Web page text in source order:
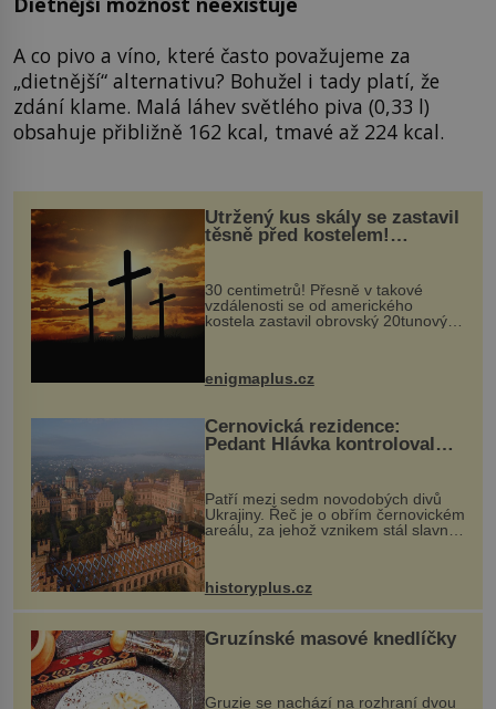
A co pivo a víno, které často považujeme za
„dietnější“ alternativu? Bohužel i tady platí, že
zdání klame. Malá láhev světlého piva (0,33 l)
obsahuje přibližně 162 kcal, tmavé až 224 kcal.
Utržený kus skály se zastavil
těsně před kostelem!
Ochránila ho boží síla?
30 centimetrů! Přesně v takové
vzdálenosti se od amerického
kostela zastavil obrovský 20tunový
...
enigmaplus.cz
Černovická rezidence:
Pedant Hlávka kontroloval
Patří mezi sedm novodobých divů
Ukrajiny. Řeč je o obřím černovickém
areálu, za jehož vznikem stál slavný
český architekt Josef Hlávka. Ten si
na něm dal mimořádně záležet. Jeho
historyplus.cz
Gruzínské masové knedlíčky
Gruzie se nachází na rozhraní dvou